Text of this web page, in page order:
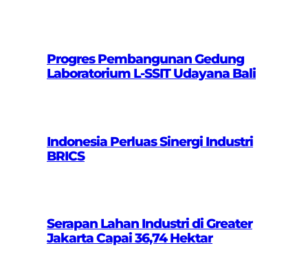
Progres Pembangunan Gedung
Laboratorium L-SSIT Udayana Bali
Indonesia Perluas Sinergi Industri
BRICS
Serapan Lahan Industri di Greater
Jakarta Capai 36,74 Hektar